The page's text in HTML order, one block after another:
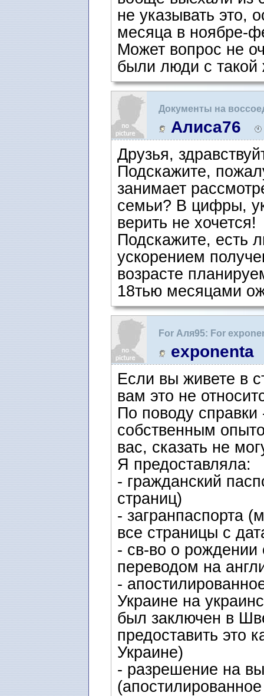
не указывать это,
месяца в ноябре-
Может вопрос не
были люди с такой
Документы на
Алиса76
Друзья,
Подскажите,
занимает
семьи? В цифры,
верить не хочется!
Подскажите, есть
ускорением
возрасте
18тью месяцами
For Аля95: For
exponenta
Если вы живете в
вам это не
По поводу
собственным
вас, сказать не
Я предоставляла:
- гражданский
страниц)
- загранпаспорта
все страницы с
- св-во о
переводом на
-
Украине на
был заключен в
предоставить это
Украине)
- разрешение на